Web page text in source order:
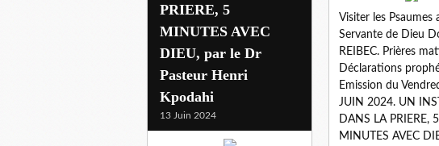
Visiter les Psaumes
Servante de Dieu
REIBEC. Prières
Déclarations
Emission du
JUIN 2024. UN
DANS LA PRIERE, 5
MINUTES AVEC
PRIERE, 5
MINUTES AVEC
DIEU, par le Dr
Pasteur Henri
Kpodahi
13 Juin 2024